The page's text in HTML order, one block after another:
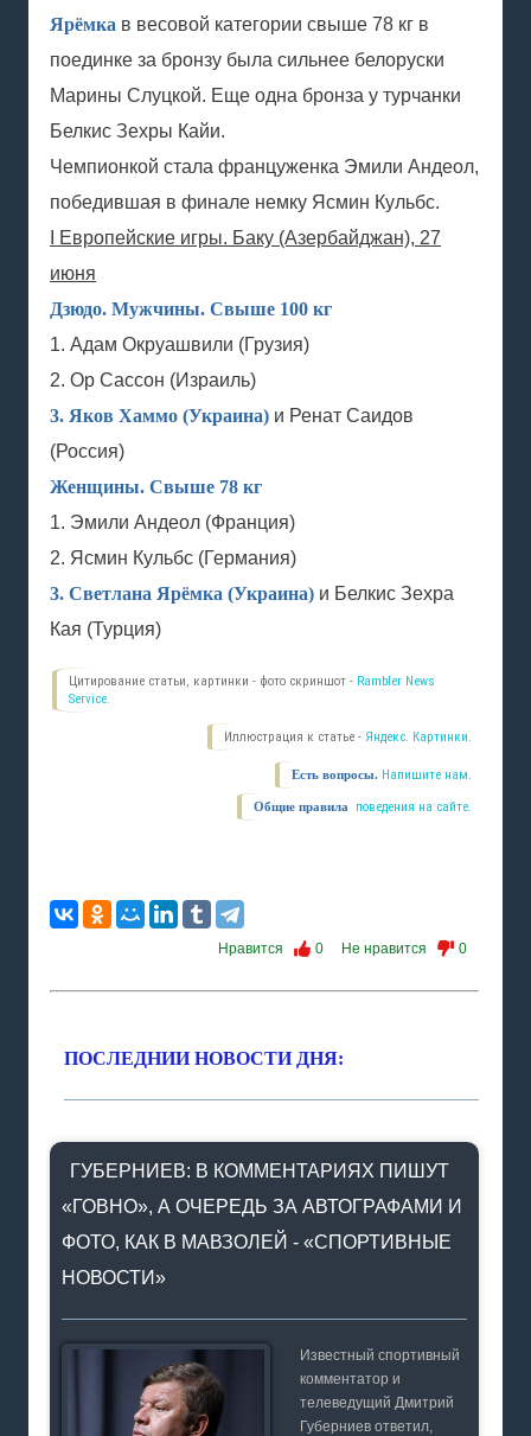
Ярёмка в весовой категории свыше 78 кг в
поединке за бронзу была сильнее белоруски
Марины Слуцкой. Еще одна бронза у турчанки
Белкис Зехры Кайи.
Чемпионкой стала француженка Эмили Андеол,
победившая в финале немку Ясмин Кульбс.
I Европейские игры. Баку (Азербайджан), 27
июня
Дзюдо. Мужчины. Свыше 100 кг
1. Адам Окруашвили (Грузия)
2. Ор Сассон (Израиль)
3. Яков Хаммо (Украина) и Ренат Саидов
(Россия)
Женщины. Свыше 78 кг
1. Эмили Андеол (Франция)
2. Ясмин Кульбс (Германия)
3. Светлана Ярёмка (Украина) и Белкис Зехра
Кая (Турция)
Цитирование статьи, картинки - фото скриншот - Rambler News
Service.
Иллюстрация к статье - Яндекс. Картинки.
Есть вопросы. Напишите нам.
Общие правила поведения на сайте.
Нравится 0 Не нравится 0
ПОСЛЕДНИИ НОВОСТИ ДНЯ:
ГУБЕРНИЕВ: В КОММЕНТАРИЯХ ПИШУТ
«ГОВНО», А ОЧЕРЕДЬ ЗА АВТОГРАФАМИ И
ФОТО, КАК В МАВЗОЛЕЙ - «СПОРТИВНЫЕ
НОВОСТИ»
Известный спортивный
комментатор и
телеведущий Дмитрий
Губерниев ответил,